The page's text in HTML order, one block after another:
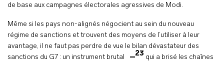
de base aux campagnes électorales agressives de Modi.
Même si les pays non-alignés négocient au sein du nouveau
régime de sanctions et trouvent des moyens de l’utiliser à leur
avantage, il ne faut pas perdre de vue le bilan dévastateur des
sanctions du G7 : un instrument brutal
23 qui a brisé les chaînes